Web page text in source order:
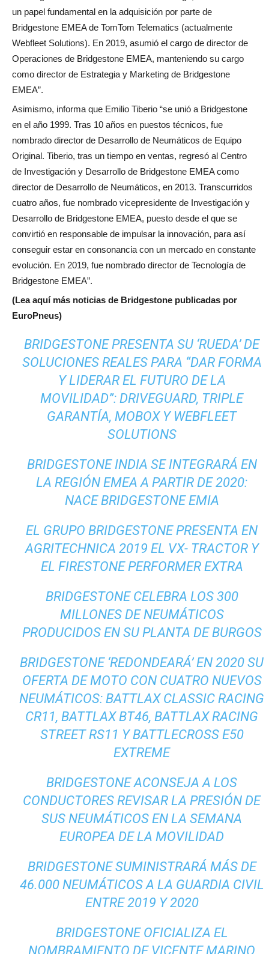
un papel fundamental en la adquisición por parte de
Bridgestone EMEA de TomTom Telematics (actualmente
Webfleet Solutions). En 2019, asumió el cargo de director de
Operaciones de Bridgestone EMEA, manteniendo su cargo
como director de Estrategia y Marketing de Bridgestone
EMEA”.
Asimismo, informa que Emilio Tiberio “se unió a Bridgestone
en el año 1999. Tras 10 años en puestos técnicos, fue
nombrado director de Desarrollo de Neumáticos de Equipo
Original. Tiberio, tras un tiempo en ventas, regresó al Centro
de Investigación y Desarrollo de Bridgestone EMEA como
director de Desarrollo de Neumáticos, en 2013. Transcurridos
cuatro años, fue nombrado vicepresidente de Investigación y
Desarrollo de Bridgestone EMEA, puesto desde el que se
convirtió en responsable de impulsar la innovación, para así
conseguir estar en consonancia con un mercado en constante
evolución. En 2019, fue nombrado director de Tecnología de
Bridgestone EMEA”.
(Lea aquí más noticias de Bridgestone publicadas por
EuroPneus)
BRIDGESTONE PRESENTA SU ‘RUEDA’ DE
SOLUCIONES REALES PARA “DAR FORMA
Y LIDERAR EL FUTURO DE LA
MOVILIDAD”: DRIVEGUARD, TRIPLE
GARANTÍA, MOBOX Y WEBFLEET
SOLUTIONS
BRIDGESTONE INDIA SE INTEGRARÁ EN
LA REGIÓN EMEA A PARTIR DE 2020:
NACE BRIDGESTONE EMIA
EL GRUPO BRIDGESTONE PRESENTA EN
AGRITECHNICA 2019 EL VX- TRACTOR Y
EL FIRESTONE PERFORMER EXTRA
BRIDGESTONE CELEBRA LOS 300
MILLONES DE NEUMÁTICOS
PRODUCIDOS EN SU PLANTA DE BURGOS
BRIDGESTONE ‘REDONDEARÁ’ EN 2020 SU
OFERTA DE MOTO CON CUATRO NUEVOS
NEUMÁTICOS: BATTLAX CLASSIC RACING
CR11, BATTLAX BT46, BATTLAX RACING
STREET RS11 Y BATTLECROSS E50
EXTREME
BRIDGESTONE ACONSEJA A LOS
CONDUCTORES REVISAR LA PRESIÓN DE
SUS NEUMÁTICOS EN LA SEMANA
EUROPEA DE LA MOVILIDAD
BRIDGESTONE SUMINISTRARÁ MÁS DE
46.000 NEUMÁTICOS A LA GUARDIA CIVIL
ENTRE 2019 Y 2020
BRIDGESTONE OFICIALIZA EL
NOMBRAMIENTO DE VICENTE MARINO